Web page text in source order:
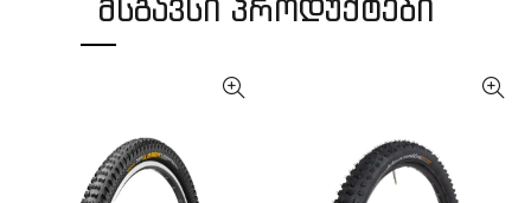
ᲛᲡᲒᲐᲕᲡᲘ ᲞᲠᲝᲓᲣᲥᲢᲔᲑᲘ